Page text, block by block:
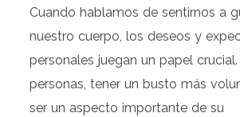
Cuando hablamos de sentirnos a
nuestro cuerpo, los deseos y
personales juegan un papel
personas, tener un busto más
ser un aspecto importante de su